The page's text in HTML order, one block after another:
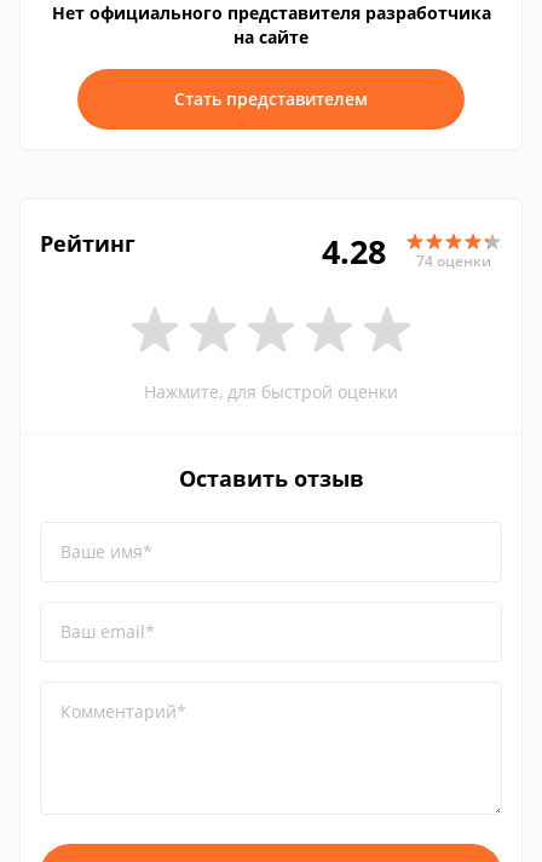
Нет официального представителя разработчика
на сайте
Стать представителем
Рейтинг 4.28 74 оценки
Нажмите, для быстрой оценки
Оставить отзыв
Ваше имя*
Ваш email*
Комментарий*